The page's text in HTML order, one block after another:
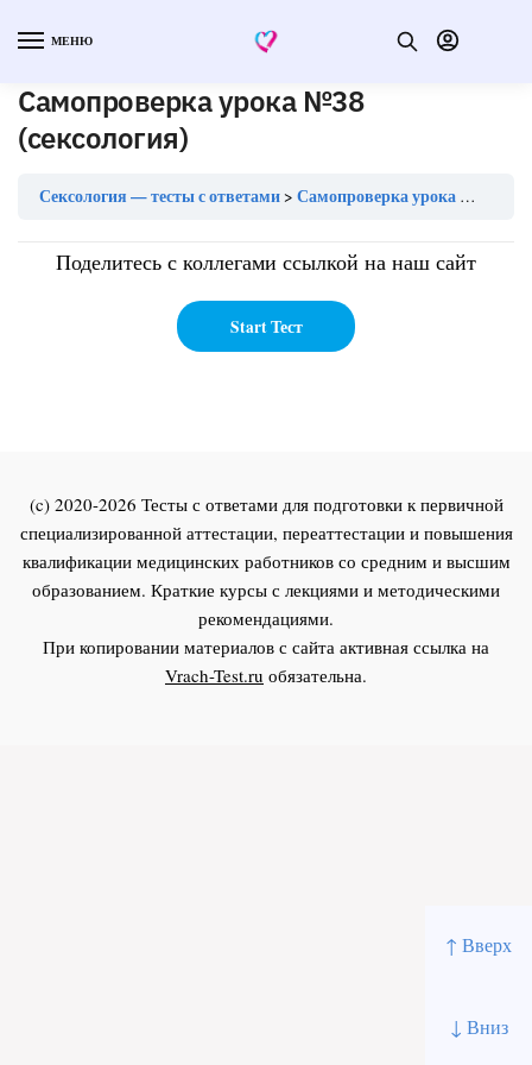
↑ Вверх
↓ Вниз
МЕНЮ
Самопроверка урока №38
(сексология)
Сексология — тесты с ответами Самопроверка урока №38 (сексология)
Поделитесь с коллегами ссылкой на наш сайт
(c) 2020-2026 Тесты с ответами для подготовки к первичной
специализированной аттестации, переаттестации и повышения
квалификации медицинских работников со средним и высшим
образованием. Краткие курсы с лекциями и методическими
рекомендациями.
При копировании материалов с сайта активная ссылка на
Vrach-Test.ru обязательна.